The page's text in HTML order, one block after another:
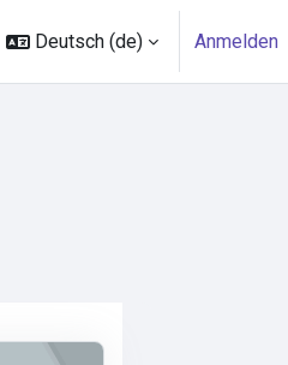
Deutsch ‎(de)‎ Anmelden